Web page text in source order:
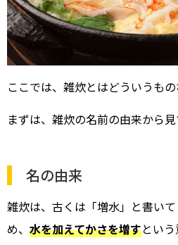
ここでは、雑炊とはどういうもの
まずは、雑炊の名前の由来から見
名の由来
雑炊は、古くは「増水」と書い
め、 水を加えてかさを増すとい